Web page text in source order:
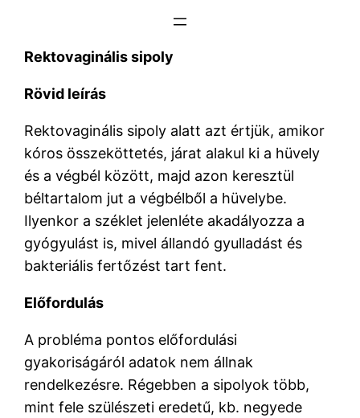
tartalomhoz
Rektovaginális sipoly
Rövid leírás
Rektovaginális sipoly alatt azt értjük, amikor
kóros összeköttetés, járat alakul ki a hüvely
és a végbél között, majd azon keresztül
béltartalom jut a végbélből a hüvelybe.
Ilyenkor a széklet jelenléte akadályozza a
gyógyulást is, mivel állandó gyulladást és
bakteriális fertőzést tart fent.
Előfordulás
A probléma pontos előfordulási
gyakoriságáról adatok nem állnak
rendelkezésre. Régebben a sipolyok több,
mint fele szülészeti eredetű, kb. negyede